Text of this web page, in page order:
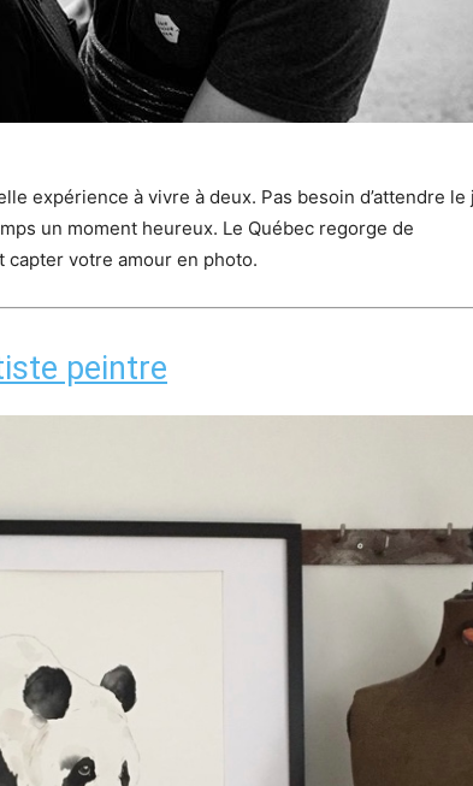
expérience à vivre à deux. Pas besoin d’attendre le
un moment heureux. Le Québec regorge de
votre amour en photo.
peintre